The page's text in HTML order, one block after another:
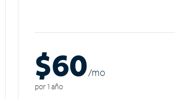
$60/mo
por 1 año